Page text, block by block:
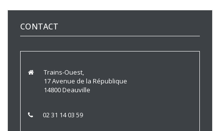
CONTACT
Trains-Ouest,
17 Avenue de la République
14800 Deauville
02 31 14 03 59